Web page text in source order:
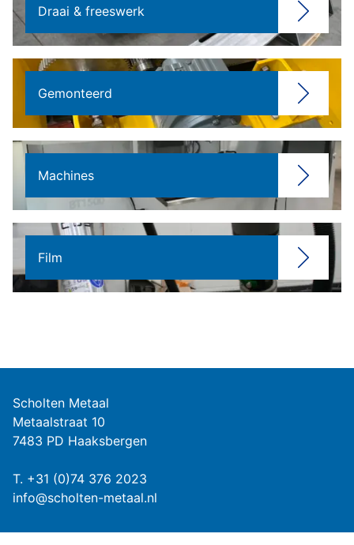
Draai & freeswerk
Gemonteerd
Machines
Film
Scholten Metaal
Metaalstraat 10
7483 PD Haaksbergen
T. +31 (0)74 376 2023
info@scholten-metaal.nl